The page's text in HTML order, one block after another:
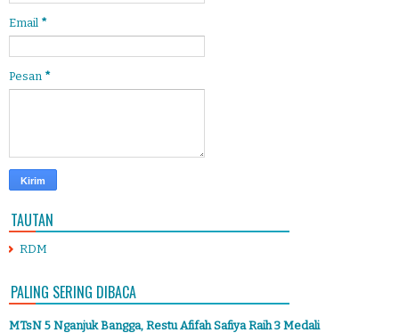
Email *
Pesan *
TAUTAN
RDM
PALING SERING DIBACA
MTsN 5 Nganjuk Bangga, Restu Afifah Safiya Raih 3 Medali